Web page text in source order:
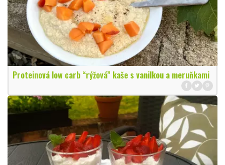
Proteinová low carb “rýžová” kaše s vanilkou a meruňkami